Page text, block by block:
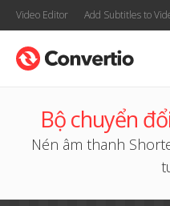
Video Editor Add Subtitles to
Bộ chuyển
Nén âm thanh